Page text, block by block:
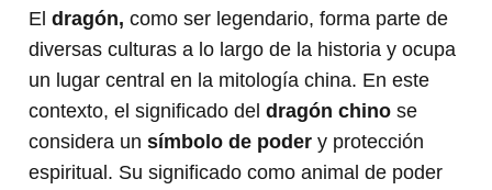
El dragón, como ser legendario, forma parte de
diversas culturas a lo largo de la historia y ocupa
un lugar central en la mitología china. En este
contexto, el significado del dragón chino se
considera un símbolo de poder y protección
espiritual. Su significado como animal de poder